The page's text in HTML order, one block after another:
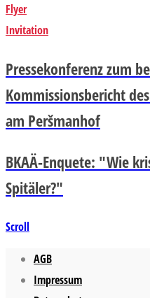
Flyer
Invitation
Pressekonferenz zum
Kommissionsbericht
am Peršmanhof
BKAÄ-Enquete: "Wie
Spitäler?"
Scroll
AGB
Impressum